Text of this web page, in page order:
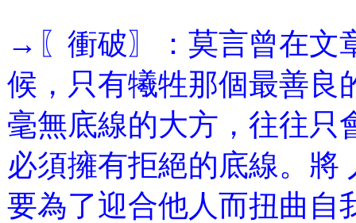
→〖衝破〗：莫言曾在文
候，只有犧牲那個最善良
毫無底線的大方，往往只
必須擁有拒絕的底線。將
要為了迎合他人而扭曲自